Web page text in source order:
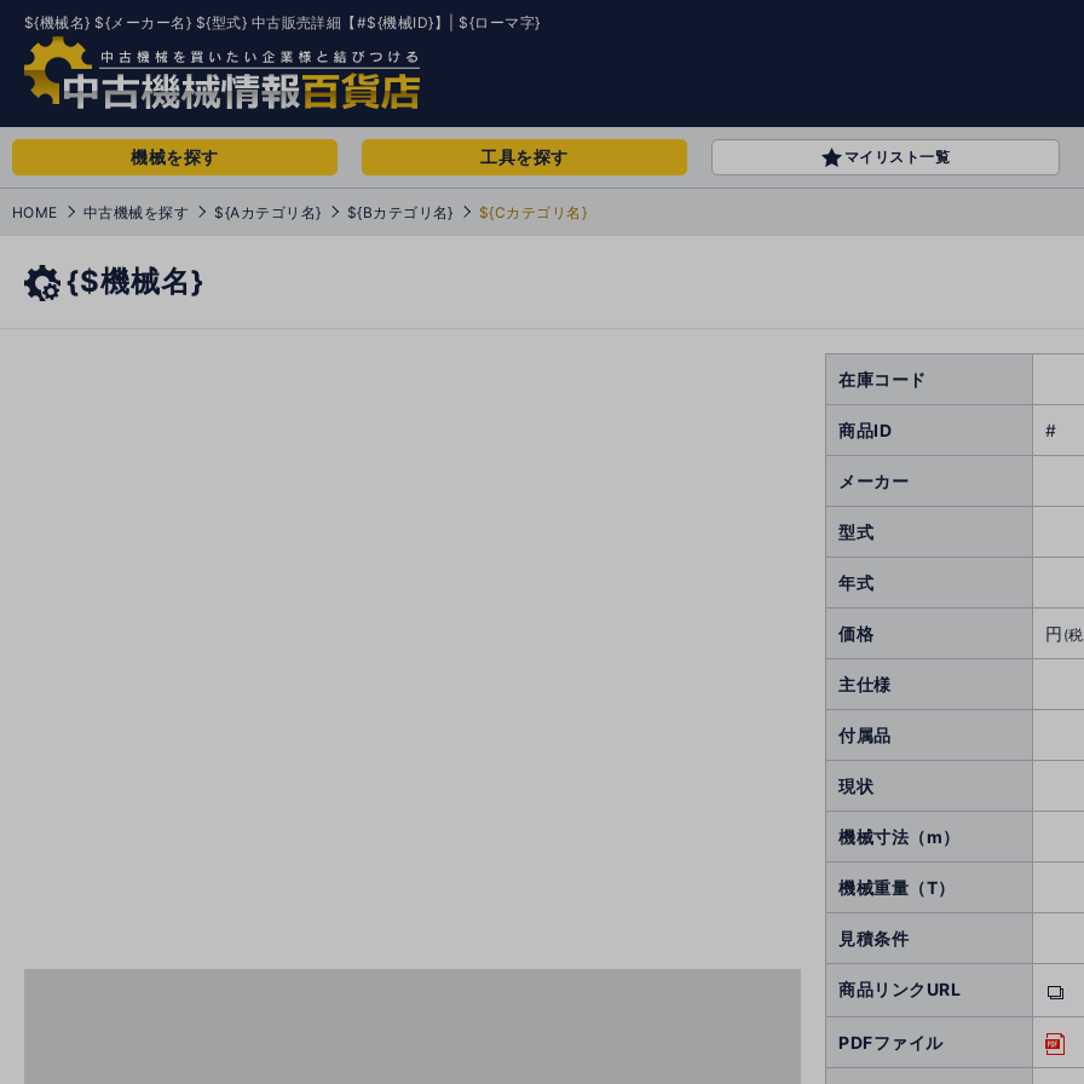
${機械名} ${メーカー名} ${型式} 中古販売詳細【#${機械ID}】| ${ローマ字}
機械を探す 工具を探す マイリスト一覧
HOME 中古機械を探す ${Aカテゴリ名} ${Bカテゴリ名} ${Cカテゴリ名}
{$機械名}
在庫コード
商品ID #
メーカー
型式
年式
価格 円 (
主仕様
付属品
現状
機械寸法（m）
機械重量（T）
見積条件
商品リンクURL
PDFファイル